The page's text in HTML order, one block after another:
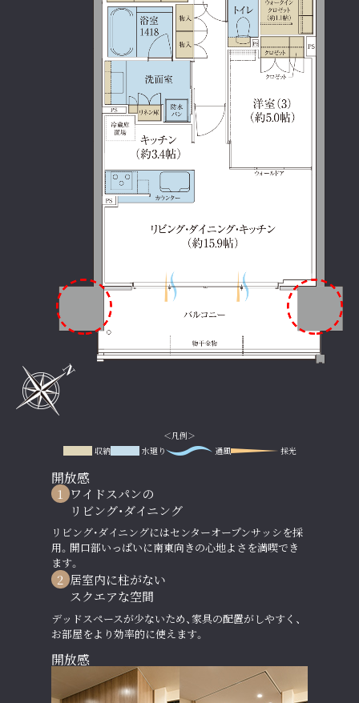
＜凡例＞
収納
水廻り 通風 採光
開放感
1 ワイドスパンの
リビング・ダイニング
リビング・ダイニングにはセンターオープンサッシを採
用。開口部いっぱいに南東向きの心地よさを満喫でき
ます。
2 居室内に柱がない
スクエアな空間
デッドスペースが少ないため、家具の配置がしやすく、
お部屋をより効率的に使えます。
開放感